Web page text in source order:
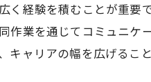
く経験を積むことが重要
作業を通じてコミュニケ
キャリアの幅を広げるこ